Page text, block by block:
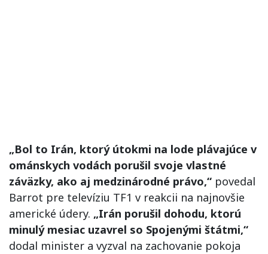
„Bol to Irán, ktorý útokmi na lode plávajúce v
ománskych vodách porušil svoje vlastné
záväzky, ako aj medzinárodné právo,“ povedal
Barrot pre televíziu TF1 v reakcii na najnovšie
americké údery. „Irán porušil dohodu, ktorú
minulý mesiac uzavrel so Spojenými štátmi,“
dodal minister a vyzval na zachovanie pokoja